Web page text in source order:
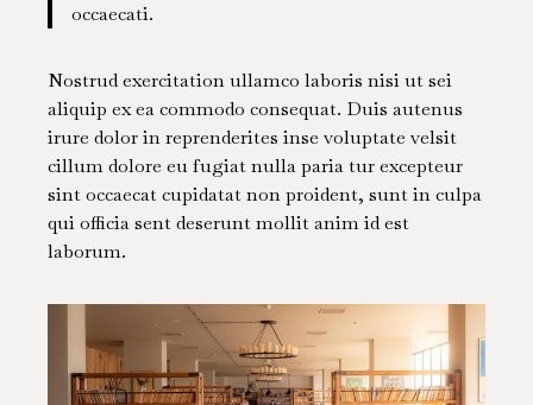
occaecati.
Nostrud exercitation ullamco laboris nisi ut sei
aliquip ex ea commodo consequat. Duis autenus
irure dolor in reprenderites inse voluptate velsit
cillum dolore eu fugiat nulla paria tur excepteur
sint occaecat cupidatat non proident, sunt in culpa
qui officia sent deserunt mollit anim id est
laborum.